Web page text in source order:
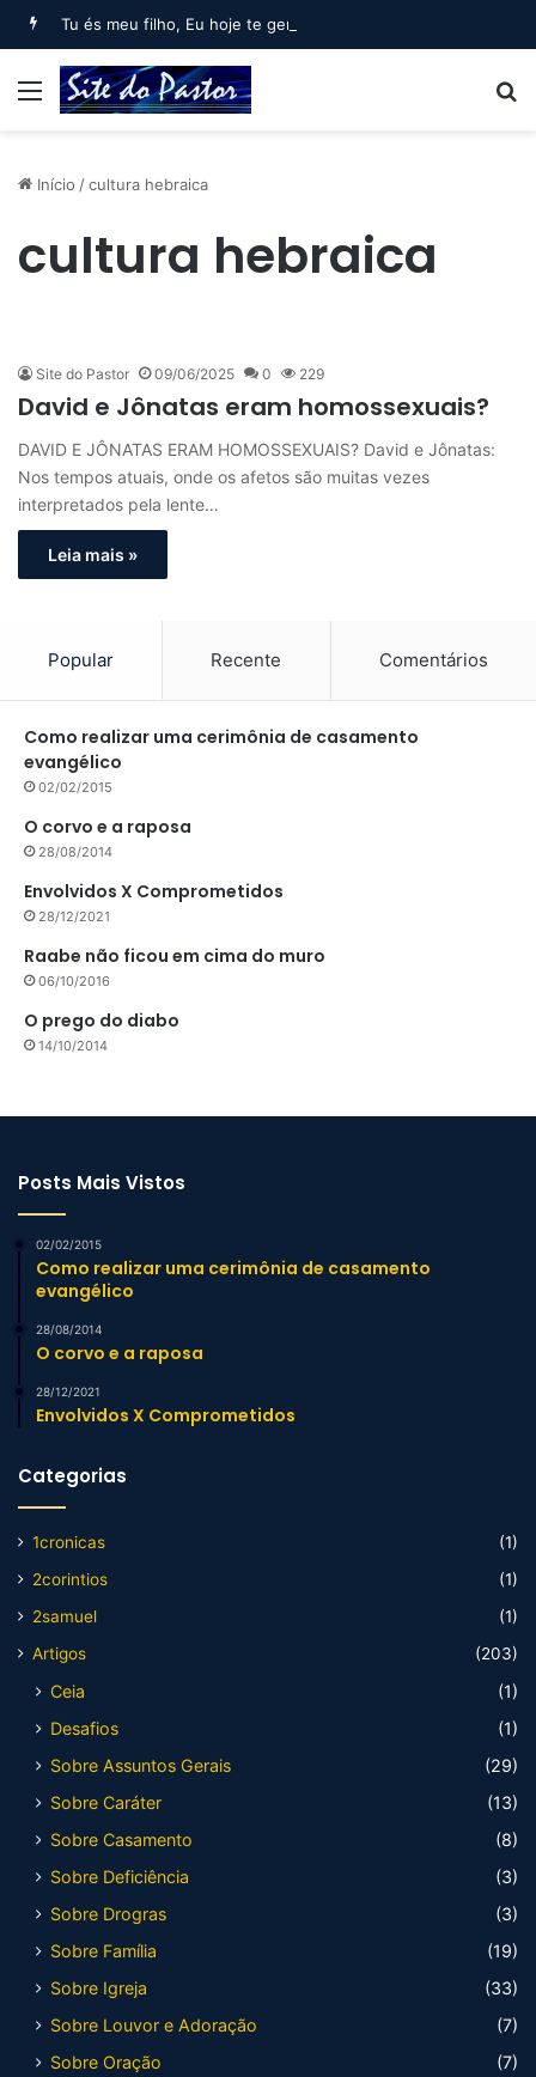
Tu és meu filho, Eu hoje te gerei (Salmo 2)
Menu
Início /cultura hebraica
cultura hebraica
Site do Pastor 09/06/2025 0 229
David e Jônatas eram homossexuais?
DAVID E JÔNATAS ERAM HOMOSSEXUAIS? David e Jônatas:
Nos tempos atuais, onde os afetos são muitas vezes
interpretados pela lente…
Leia mais »
Popular Recente Comentários
Como realizar uma cerimônia de casamento
evangélico
02/02/2015
O corvo e a raposa
28/08/2014
Envolvidos X Comprometidos
28/12/2021
Raabe não ficou em cima do muro
06/10/2016
O prego do diabo
14/10/2014
Posts Mais Vistos
02/02/2015
Como realizar uma cerimônia de casamento
evangélico
28/08/2014
O corvo e a raposa
28/12/2021
Envolvidos X Comprometidos
Categorias
1cronicas
(1)
2corintios
(1)
2samuel
(1)
Artigos
(203)
Ceia
(1)
Desafios
(1)
Sobre Assuntos Gerais
(29)
Sobre Caráter
(13)
Sobre Casamento
(8)
Sobre Deficiência
(3)
Sobre Drogras
(3)
Sobre Família
(19)
Sobre Igreja
(33)
Sobre Louvor e Adoração
(7)
Sobre Oração
(7)